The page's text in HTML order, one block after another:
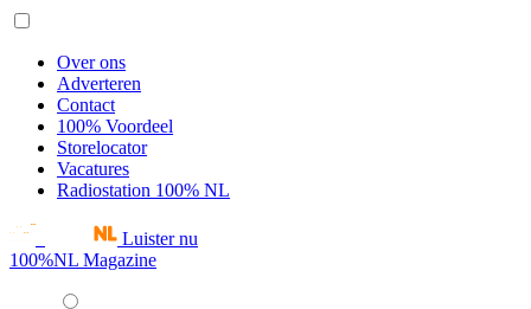
Over ons
Adverteren
Contact
100% Voordeel
Storelocator
Vacatures
Radiostation 100% NL
Luister nu
100%NL Magazine